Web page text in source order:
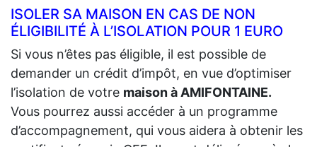
ISOLER SA MAISON EN CAS DE NON
ÉLIGIBILITÉ À L’ISOLATION POUR 1 EURO
Si vous n’êtes pas éligible, il est possible de
demander un crédit d’impôt, en vue d’optimiser
l’isolation de votre maison à AMIFONTAINE.
Vous pourrez aussi accéder à un programme
d’accompagnement, qui vous aidera à obtenir les